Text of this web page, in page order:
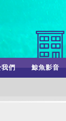
我們 鯨魚影音